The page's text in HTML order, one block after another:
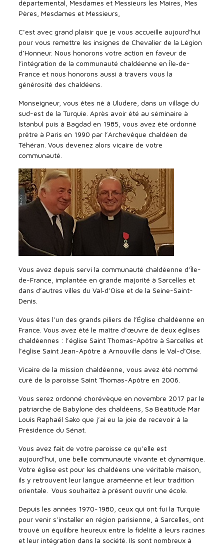
départemental, Mesdames et Messieurs les Maires, Mes
Pères, Mesdames et Messieurs,
C’est avec grand plaisir que je vous accueille aujourd’hui
pour vous remettre les insignes de Chevalier de la Légion
d’Honneur. Nous honorons votre action en faveur de
l’intégration de la communauté chaldéenne en Île‑de-
France et nous honorons aussi à travers vous la
générosité des chaldéens.
Monseigneur, vous êtes né à Uludere, dans un village du
sud-est de la Turquie. Après avoir été au séminaire à
Istanbul puis à Bagdad en 1985, vous avez été ordonné
prêtre à Paris en 1990 par l’Archevêque chaldéen de
Téhéran. Vous devenez alors vicaire de votre
communauté.
Vous avez depuis servi la communauté chaldéenne d’Île-
de-France, implantée en grande majorité à Sarcelles et
dans d’autres villes du Val‑d’Oise et de la Seine-Saint-
Denis.
Vous êtes l’un des grands piliers de l’Église chaldéenne en
France. Vous avez été le maître d’œuvre de deux églises
chaldéennes : l’église Saint Thomas-Apôtre à Sarcelles et
l’église Saint Jean-Apôtre à Arnouville dans le Val-d’Oise.
Vicaire de la mission chaldéenne, vous avez été nommé
curé de la paroisse Saint Thomas-Apôtre en 2006.
Vous serez ordonné chorévèque en novembre 2017 par le
patriarche de Babylone des chaldéens, Sa Béatitude Mar
Louis Raphaël Sako que j’ai eu la joie de recevoir à la
Présidence du Sénat.
Vous avez fait de votre paroisse ce qu’elle est
aujourd’hui, une belle communauté vivante et dynamique.
Votre église est pour les chaldéens une véritable maison,
ils y retrouvent leur langue araméenne et leur tradition
orientale. Vous souhaitez à présent ouvrir une école.
Depuis les années 1970-1980, ceux qui ont fui la Turquie
pour venir s’installer en région parisienne, à Sarcelles, ont
trouvé un équilibre heureux entre la fidélité à leurs racines
et leur intégration dans la société. Ils sont nombreux à